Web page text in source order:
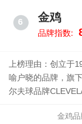
6 金鸡
品牌指数:
上榜理由：创立于
喻户晓的品牌，旗
尔夫球品牌
是一个冬季运动装
金鸡